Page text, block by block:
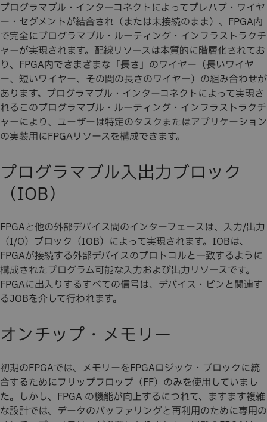
プログラマブル・インターコネクトによってプレハブ・ワイヤ
ー・セグメントが結合され（または未接続のまま）、FPGA内
で完全にプログラマブル・ルーティング・インフラストラクチ
ャーが実現されます。配線リソースは本質的に階層化されてお
り、FPGA内でさまざまな「長さ」のワイヤー（長いワイヤ
ー、短いワイヤー、その間の長さのワイヤー）の組み合わせが
あります。プログラマブル・インターコネクトによって実現さ
れるこのプログラマブル・ルーティング・インフラストラクチ
ャーにより、ユーザーは特定のタスクまたはアプリケーション
の実装用にFPGAリソースを構成できます。
プログラマブル入出力ブロック
（IOB）
FPGAと他の外部デバイス間のインターフェースは、入力/出力
（I/O）ブロック（IOB）によって実現されます。IOBは、
FPGAが接続する外部デバイスのプロトコルと一致するように
構成されたプログラム可能な入力および出力リソースです。
FPGAに出入りするすべての信号は、デバイス・ピンと関連す
るJOBを介して行われます。
オンチップ・メモリー
初期のFPGAでは、メモリーをFPGAロジック・ブロックに統
合するためにフリップフロップ（FF）のみを使用していまし
た。しかし、FPGA の機能が向上するにつれて、ますます複雑
な設計では、データのバッファリングと再利用のために専用の